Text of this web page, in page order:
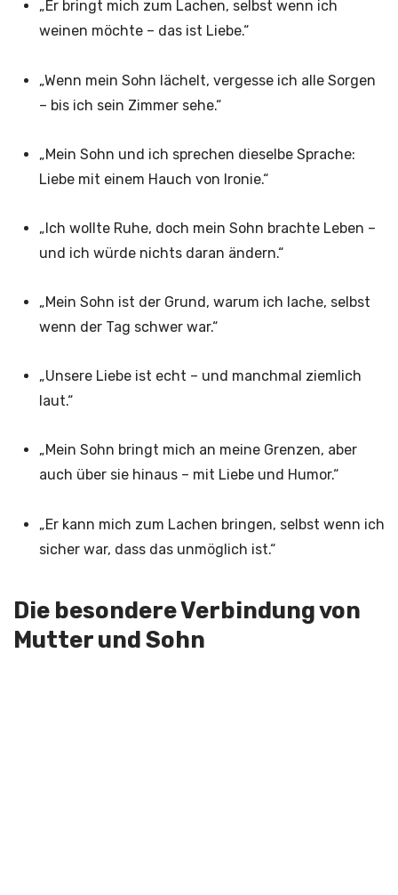
„Er bringt mich zum Lachen, selbst wenn ich
weinen möchte – das ist Liebe.“
„Wenn mein Sohn lächelt, vergesse ich alle Sorgen
– bis ich sein Zimmer sehe.“
„Mein Sohn und ich sprechen dieselbe Sprache:
Liebe mit einem Hauch von Ironie.“
„Ich wollte Ruhe, doch mein Sohn brachte Leben –
und ich würde nichts daran ändern.“
„Mein Sohn ist der Grund, warum ich lache, selbst
wenn der Tag schwer war.“
„Unsere Liebe ist echt – und manchmal ziemlich
laut.“
„Mein Sohn bringt mich an meine Grenzen, aber
auch über sie hinaus – mit Liebe und Humor.“
„Er kann mich zum Lachen bringen, selbst wenn ich
sicher war, dass das unmöglich ist.“
Die besondere Verbindung von
Mutter und Sohn